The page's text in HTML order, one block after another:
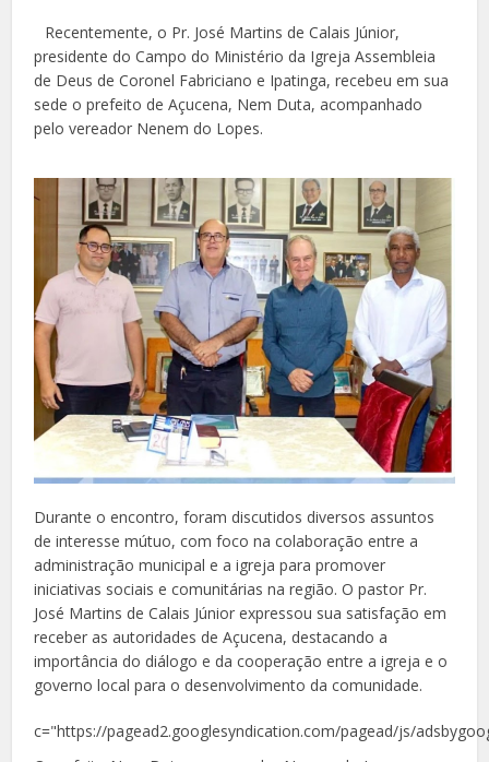
Recentemente, o Pr. José Martins de Calais Júnior,
presidente do Campo do Ministério da Igreja Assembleia
de Deus de Coronel Fabriciano e Ipatinga, recebeu em sua
sede o prefeito de Açucena, Nem Duta, acompanhado
pelo vereador Nenem do Lopes.
Durante o encontro, foram discutidos diversos assuntos
de interesse mútuo, com foco na colaboração entre a
administração municipal e a igreja para promover
iniciativas sociais e comunitárias na região. O pastor Pr.
José Martins de Calais Júnior expressou sua satisfação em
receber as autoridades de Açucena, destacando a
importância do diálogo e da cooperação entre a igreja e o
governo local para o desenvolvimento da comunidade.
c="https://pagead2.googlesyndication.com/pagead/js/